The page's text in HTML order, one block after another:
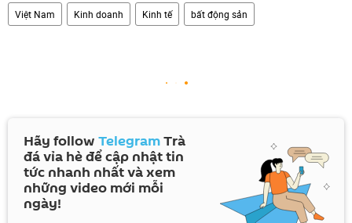
Việt Nam Kinh doanh Kinh tế bất động sản
Hãy follow TelegramTrà
đá vỉa hè để cập nhật tin
tức nhanh nhất và xem
những video mới mỗi
ngày!